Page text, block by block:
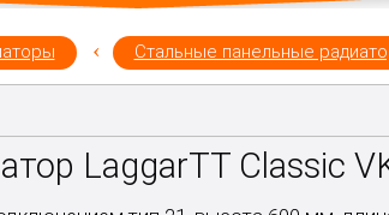
Стальные панельные
LaggarTT Classic